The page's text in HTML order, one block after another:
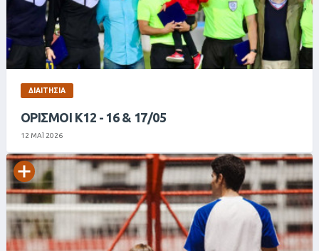
ΔΙΑΙΤΗΣΊΑ
ΟΡΙΣΜΟΊ Κ12 - 16 & 17/05
12 ΜΑΪ 2026